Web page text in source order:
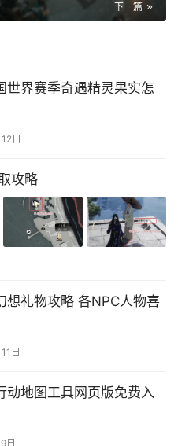
下一篇
世界赛季奇遇精灵果实怎
日
攻略
想礼物攻略 各NPC人物喜
日
动地图工具网页版免费入
日